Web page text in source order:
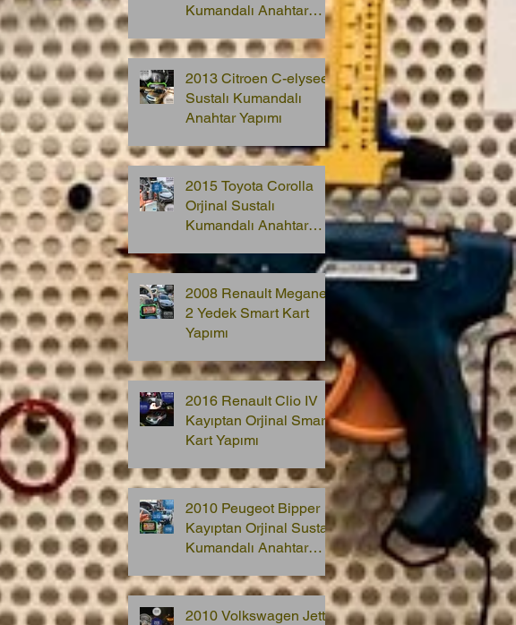
Kumandalı Anahtar
2013 Citroen C-elysee
Sustalı Kumandalı
Anahtar Yapımı
2015 Toyota Corolla
Orjinal Sustalı
Kumandalı Anahtar
2008 Renault Megane
2 Yedek Smart Kart
Yapımı
2016 Renault Clio IV
Kayıptan Orjinal Smart
Kart Yapımı
2010 Peugeot Bipper
Kayıptan Orjinal Sustalı
Kumandalı Anahtar
2010 Volkswagen Jetta